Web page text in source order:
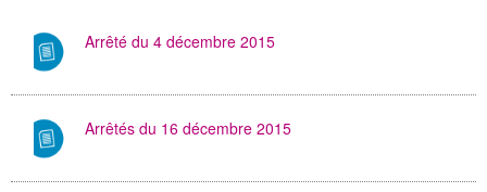
Arrêté du 4 décembre 2015
Arrêtés du 16 décembre 2015